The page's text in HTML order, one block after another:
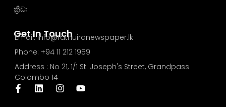
Get In Touch
Email: info@rathuiranewspaper.lk
Phone: +94 11 212 1959
Address : No 21, 1/1 St. Joseph's Street, Grandpass
Colombo 14
ක්‍රීඩා